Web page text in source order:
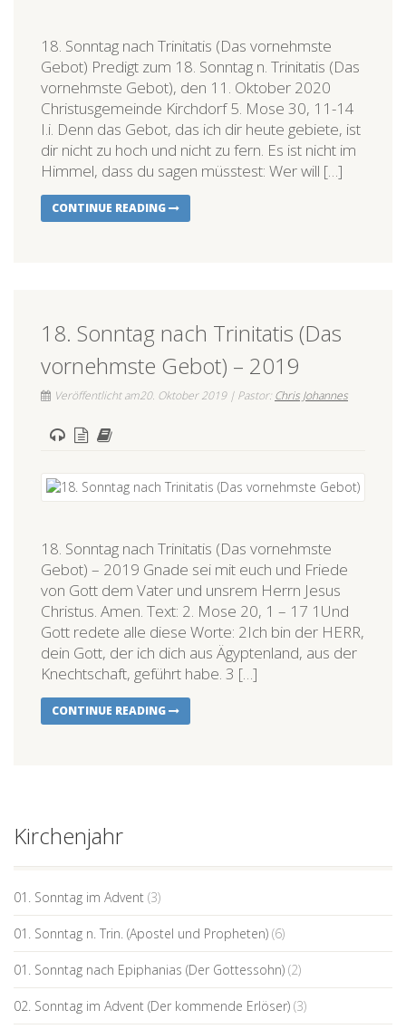
18. Sonntag nach Trinitatis (Das vornehmste
Gebot) Predigt zum 18. Sonntag n. Trinitatis (Das
vornehmste Gebot), den 11. Oktober 2020
Christusgemeinde Kirchdorf 5. Mose 30, 11-14
I.i. Denn das Gebot, das ich dir heute gebiete, ist
dir nicht zu hoch und nicht zu fern. Es ist nicht im
Himmel, dass du sagen müsstest: Wer will […]
CONTINUE READING
18. Sonntag nach Trinitatis (Das
vornehmste Gebot) – 2019
Veröffentlicht am20. Oktober 2019 | Pastor: Chris Johannes
18. Sonntag nach Trinitatis (Das vornehmste
Gebot) – 2019 Gnade sei mit euch und Friede
von Gott dem Vater und unsrem Herrn Jesus
Christus. Amen. Text: 2. Mose 20, 1 – 17 1Und
Gott redete alle diese Worte: 2Ich bin der HERR,
dein Gott, der ich dich aus Ägyptenland, aus der
Knechtschaft, geführt habe. 3 […]
CONTINUE READING
Kirchenjahr
01. Sonntag im Advent (3)
01. Sonntag n. Trin. (Apostel und Propheten) (6)
01. Sonntag nach Epiphanias (Der Gottessohn) (2)
02. Sonntag im Advent (Der kommende Erlöser) (3)